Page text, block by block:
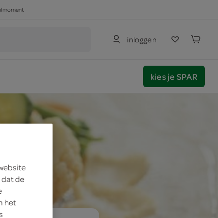
inloggen
kies je SPAR
de
het